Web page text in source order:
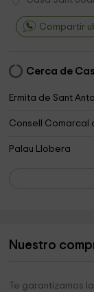
Compartir
Cerca de
Ermita de Sant
Consell Comarcal
Palau Llobera
Ayuntamiento de
Nuestro
Te garantizamos